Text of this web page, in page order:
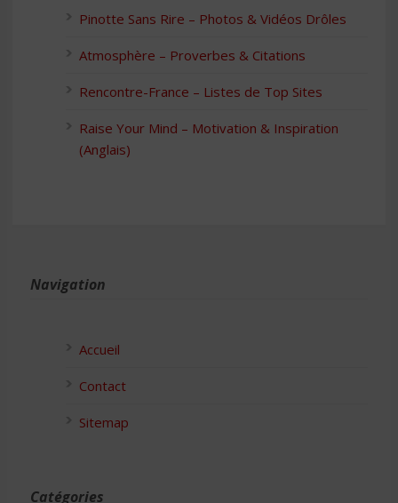
Pinotte Sans Rire – Photos & Vidéos Drôles
Atmosphère – Proverbes & Citations
Rencontre-France – Listes de Top Sites
Raise Your Mind – Motivation & Inspiration
(Anglais)
Navigation
Accueil
Contact
Sitemap
Catégories